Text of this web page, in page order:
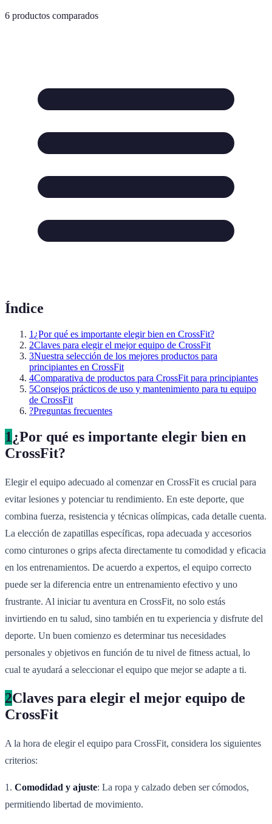
6 productos comparados
Índice
1 ¿Por qué es importante elegir bien en CrossFit?
2Claves para elegir el mejor equipo de CrossFit
3Nuestra selección de los mejores productos para
principiantes en CrossFit
4Comparativa de productos para CrossFit para principiantes
5Consejos prácticos de uso y mantenimiento para tu equipo
de CrossFit
?Preguntas frecuentes
1¿Por qué es importante elegir bien en
CrossFit?
Elegir el equipo adecuado al comenzar en CrossFit es crucial para
evitar lesiones y potenciar tu rendimiento. En este deporte, que
combina fuerza, resistencia y técnicas olímpicas, cada detalle cuenta.
La elección de zapatillas específicas, ropa adecuada y accesorios
como cinturones o grips afecta directamente tu comodidad y eficacia
en los entrenamientos. De acuerdo a expertos, el equipo correcto
puede ser la diferencia entre un entrenamiento efectivo y uno
frustrante. Al iniciar tu aventura en CrossFit, no solo estás
invirtiendo en tu salud, sino también en tu experiencia y disfrute del
deporte. Un buen comienzo es determinar tus necesidades
personales y objetivos en función de tu nivel de fitness actual, lo
cual te ayudará a seleccionar el equipo que mejor se adapte a ti.
2Claves para elegir el mejor equipo de
CrossFit
A la hora de elegir el equipo para CrossFit, considera los siguientes
criterios:
1. Comodidad y ajuste: La ropa y calzado deben ser cómodos,
permitiendo libertad de movimiento.